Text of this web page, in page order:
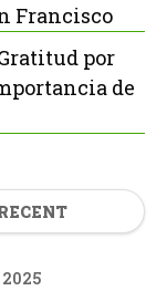
Francisco
por
de